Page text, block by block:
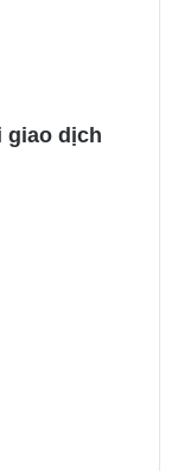
giao dịch